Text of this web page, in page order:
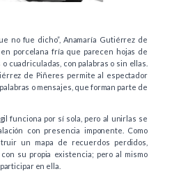
no fue dicho”, Anamaría Gutiérrez de
porcelana fría que parecen hojas de
cuadriculadas, con palabras o sin ellas.
de Piñeres permite al espectador
o mensajes, que forman parte de
funciona por sí sola, pero al unirlas se
con presencia imponente. Como
un mapa de recuerdos perdidos,
su propia existencia; pero al mismo
en ella.